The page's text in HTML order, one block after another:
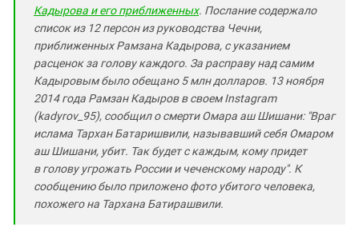
Кадырова и его приближенных. Послание содержало
список из 12 персон из руководства Чечни,
приближенных Рамзана Кадырова, с указанием
расценок за голову каждого. За расправу над самим
Кадыровым было обещано 5 млн долларов. 13 ноября
2014 года Рамзан Кадыров в своем Instagram
(kadyrov_95), сообщил о смерти Омара аш Шишани: "Враг
ислама Тархан Батаришвили, называвший себя Омаром
аш Шишани, убит. Так будет с каждым, кому придет
в голову угрожать России и чеченскому народу". К
сообщению было приложено фото убитого человека,
похожего на Тархана Батирашвили.